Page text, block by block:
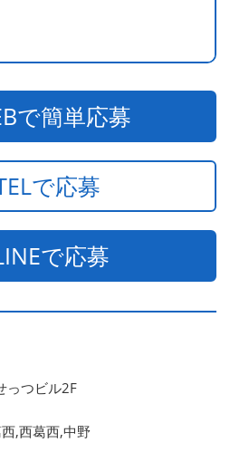
簡単応募
で応募
で応募
っつビル2F
,西葛西,中野